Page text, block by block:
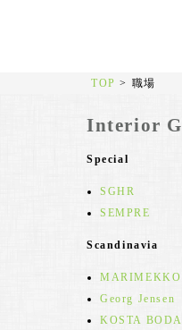
TOP > 職場
Interior
Special
SGHR
SEMPRE
Scandinavia
MARIMEKKO
Georg Jensen
KOSTA BODA